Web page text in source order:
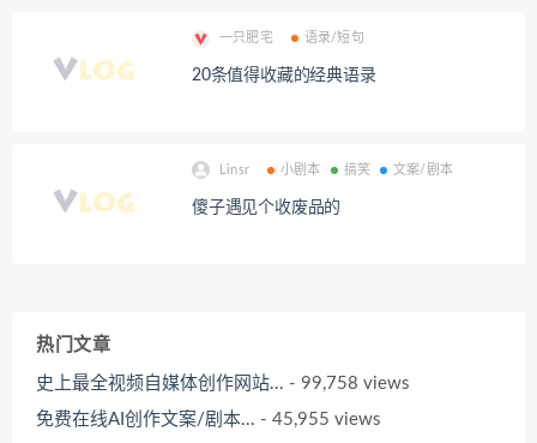
一只肥宅 语录/短句
20条值得收藏的经典语录
Linsr 小剧本 搞笑 文案/剧本
傻子遇见个收废品的
热门文章
史上最全视频自媒体创作网站... - 99,758 views
免费在线AI创作文案/剧本... - 45,955 views